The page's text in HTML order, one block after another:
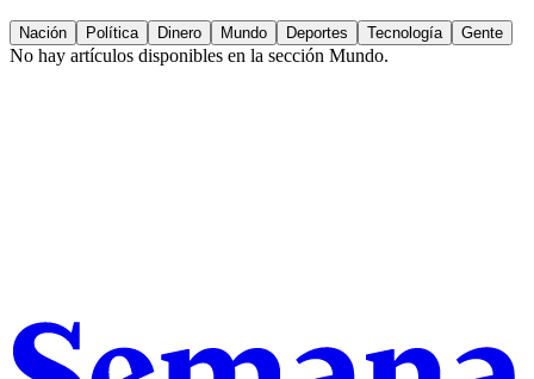
Nación Política Dinero Mundo Deportes Tecnología Gente
No hay artículos disponibles en la sección Mundo.